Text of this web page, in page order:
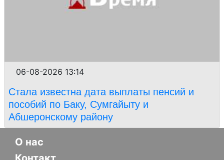
06-08-2026 13:14
Стала известна дата выплаты пенсий и
пособий по Баку, Сумгайыту и
Абшеронскому району
О нас